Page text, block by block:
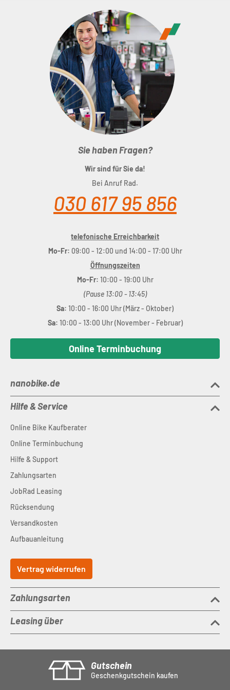
Sie haben Fragen?
Wir sind für Sie da!
Bei Anruf Rad.
030 617 95 856
telefonische Erreichbarkeit
Mo-Fr: 09:00 - 12:00 und 14:00 - 17:00 Uhr
Öffnungszeiten
Mo-Fr: 10:00 - 19:00 Uhr
(Pause 13:00 - 13:45)
Sa: 10:00 - 16:00 Uhr (März - Oktober)
Sa: 10:00 - 13:00 Uhr (November - Februar)
Online Terminbuchung
nanobike.de
Hilfe & Service
Online Bike Kaufberater
Online Terminbuchung
Hilfe & Support
Zahlungsarten
JobRad Leasing
Rücksendung
Versandkosten
Aufbauanleitung
Vertrag widerrufen
Zahlungsarten
Leasing über
Gutschein
Geschenkgutschein kaufen